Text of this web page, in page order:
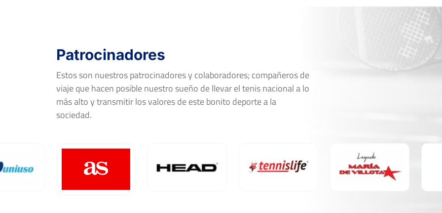
Open Internacional de la Magdalena
Del 27 al 05 de marzo, 2023
Rd Jugador
FF-OF
FF-R16 N. MONTENEGRO
Patrocinadores
Estos son nuestros patrocinadores y colaboradores; compañeros de
viaje que hacen posible nuestro sueño de llevar el tenis nacional a lo
más alto y transmitir los valores de este bonito deporte a la
sociedad.